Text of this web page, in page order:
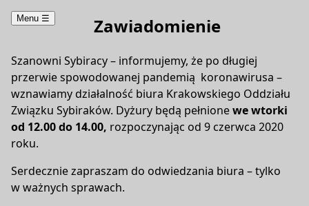
Menu ☰ Zawiadomienie
Szanowni Sybiracy – informujemy, że po długiej
przerwie spowodowanej pandemią koronawirusa –
wznawiamy działalność biura Krakowskiego Oddziału
Związku Sybiraków. Dyżury będą pełnionewe wtorki
od 12.00 do 14.00, rozpoczynając od 9 czerwca 2020
roku.
Serdecznie zapraszam do odwiedzania biura – tylko
w ważnych sprawach.